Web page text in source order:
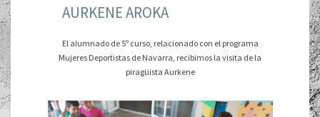
AURKENE AROKA
El alumnado de 5º curso, relacionado con el programa
Mujeres Deportistas de Navarra, recibimos la visita de la
piragüista Aurkene